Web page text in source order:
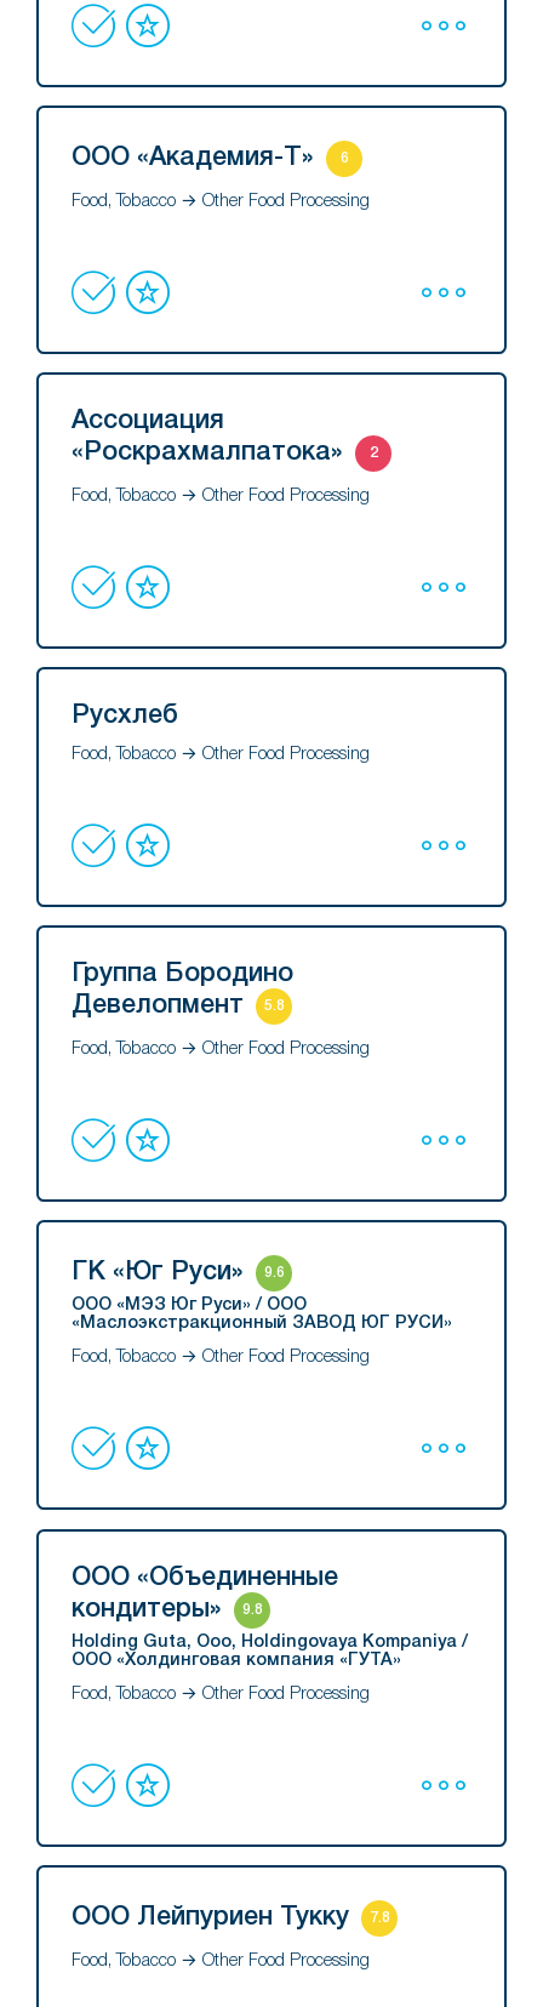
ООО «Академия-Т» 6
Food, Tobacco → Other Food Processing
Ассоциация
«Роскрахмалпатока»
2
Food, Tobacco → Other Food Processing
Русхлеб
Food, Tobacco → Other Food Processing
Группа Бородино
Девелопмент
5.8
Food, Tobacco → Other Food Processing
ГК «Юг Руси» 9.6
ООО «МЭЗ Юг Руси» / ООО
«Маслоэкстракционный ЗАВОД ЮГ РУСИ»
Food, Tobacco → Other Food Processing
ООО «Объединенные
кондитеры»
9.8
Holding Guta, Ooo, Holdingovaya Kompaniya /
ООО «Холдинговая компания «ГУТА»
Food, Tobacco → Other Food Processing
ООО Лейпуриен Тукку 7.8
Food, Tobacco → Other Food Processing